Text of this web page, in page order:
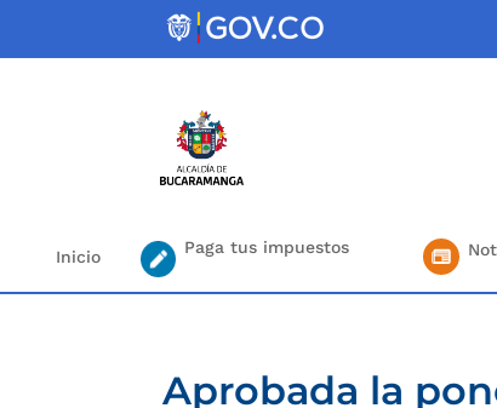
Inicio Paga tus impuestos
Aprobada la